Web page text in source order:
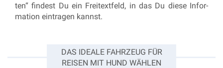
ten“ fin­dest Du ein Frei­text­feld, in das Du diese In­for­
ma­ti­on ein­tra­gen kannst.
DAS IDEALE FAHRZEUG FÜR
REISEN MIT HUND WÄHLEN